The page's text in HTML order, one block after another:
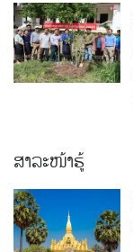
ສາລະໜ້າຮູ້